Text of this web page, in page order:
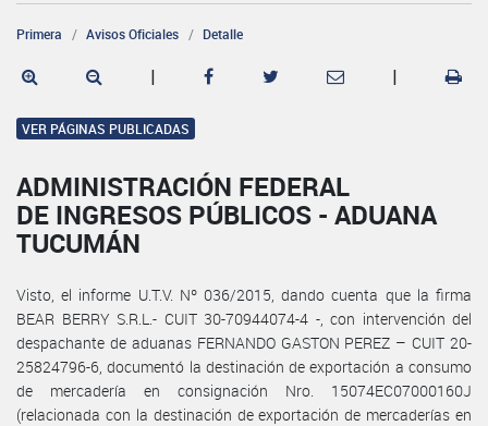
Primera Avisos Oficiales Detalle
| |
VER PÁGINAS PUBLICADAS
ADMINISTRACIÓN FEDERAL
DE INGRESOS PÚBLICOS - ADUANA
TUCUMÁN
Visto, el informe U.T.V. Nº 036/2015, dando cuenta que la firma
BEAR BERRY S.R.L.- CUIT 30-70944074-4 -, con intervención del
despachante de aduanas FERNANDO GASTON PEREZ – CUIT 20-
25824796-6, documentó la destinación de exportación a consumo
de mercadería en consignación Nro. 15074EC07000160J
(relacionada con la destinación de exportación de mercaderías en